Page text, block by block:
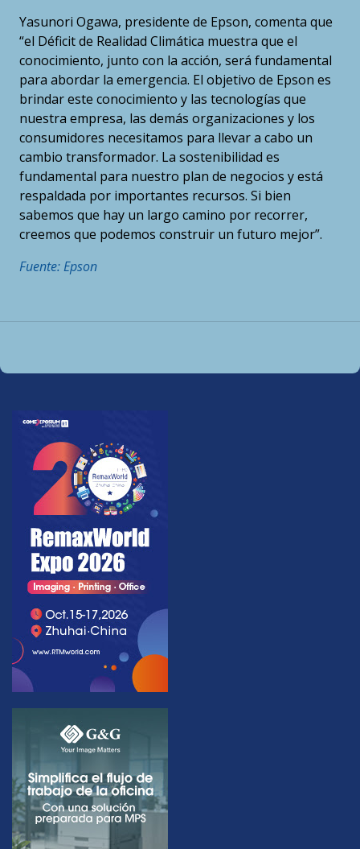
Yasunori Ogawa, presidente de Epson, comenta que
“el Déficit de Realidad Climática muestra que el
conocimiento, junto con la acción, será fundamental
para abordar la emergencia. El objetivo de Epson es
brindar este conocimiento y las tecnologías que
nuestra empresa, las demás organizaciones y los
consumidores necesitamos para llevar a cabo un
cambio transformador. La sostenibilidad es
fundamental para nuestro plan de negocios y está
respaldada por importantes recursos. Si bien
sabemos que hay un largo camino por recorrer,
creemos que podemos construir un futuro mejor”.
Fuente: Epson